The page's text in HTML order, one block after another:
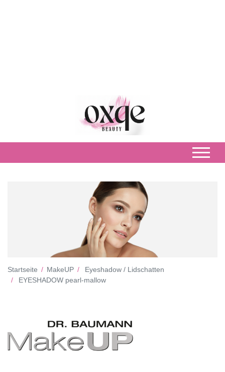
Startseite MakeUP
Eyeshadow / Lidschatten
EYESHADOW pearl-mallow